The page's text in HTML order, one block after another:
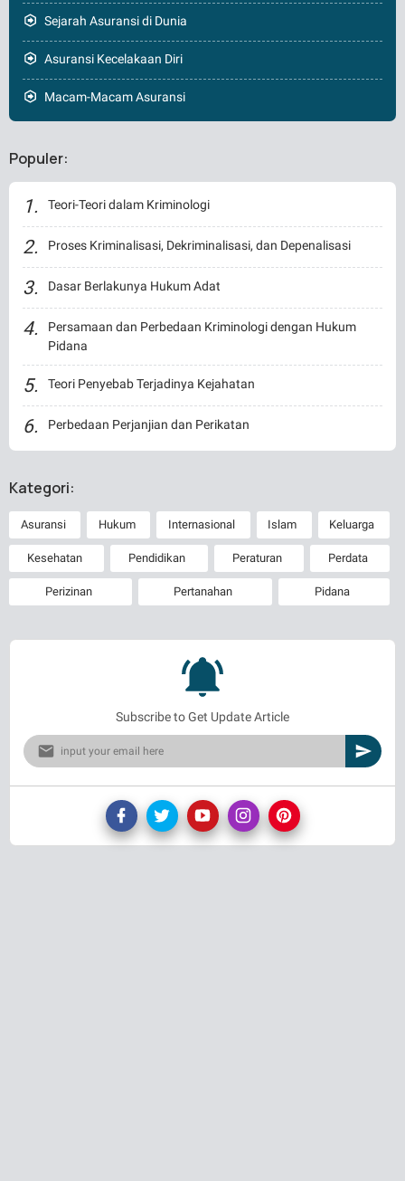
Sejarah Asuransi di Dunia
Asuransi Kecelakaan Diri
Macam-Macam Asuransi
Populer:
Teori-Teori dalam Kriminologi
Proses Kriminalisasi, Dekriminalisasi, dan Depenalisasi
Dasar Berlakunya Hukum Adat
Persamaan dan Perbedaan Kriminologi dengan Hukum
Pidana
Teori Penyebab Terjadinya Kejahatan
Perbedaan Perjanjian dan Perikatan
Kategori:
Asuransi Hukum Internasional Islam Keluarga
Kesehatan Pendidikan Peraturan Perdata
Perizinan Pertanahan Pidana
Subscribe to Get Update Article